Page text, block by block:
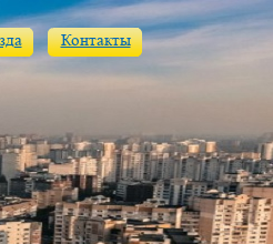
Контакты